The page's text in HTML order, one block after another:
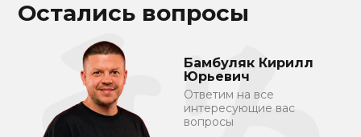
Остались вопросы
Бамбуляк Кирилл
Юрьевич
Ответим на все
интересующие вас
вопросы